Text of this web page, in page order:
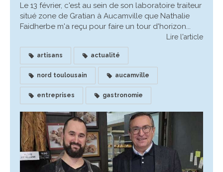
Le 13 février, c'est au sein de son laboratoire traiteur
situé zone de Gratian à Aucamville que Nathalie
Faidherbe m'a reçu pour faire un tour d'horizon...
Lire l'article
artisans actualité
nord toulousain aucamville
entreprises gastronomie